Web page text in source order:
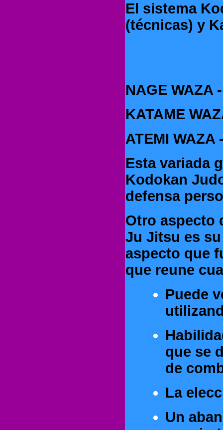
El sistema
(técnicas) y
NAGE WAZA
KATAME
ATEMI WAZA
Esta variada
Kodokan
defensa
Otro aspecto
Ju Jitsu es
aspecto que
que reune
Puede
que se
de
La
Un